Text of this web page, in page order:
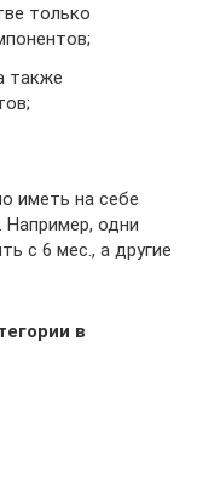
только
также
иметь на себе
Например, одни
с 6 мес., а другие
в